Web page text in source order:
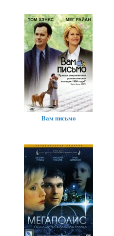
Вам письмо